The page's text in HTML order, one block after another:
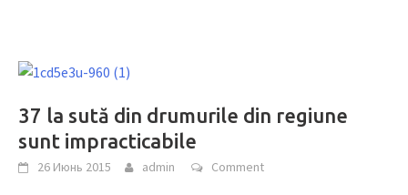
37 la sută din drumurile din regiune
sunt impracticabile
26 Июнь 2015 admin Comment